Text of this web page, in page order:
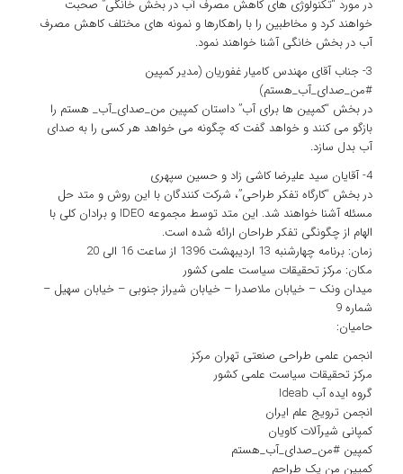
در مورد “تکنولوژی های کاهش مصرف آب در بخش خانگی” صحبت
خواهند کرد و مخاطبین را با راهکارها و نمونه های مختلف کاهش مصرف
آب در بخش خانگی آشنا خواهند نمود.
3- جناب آقای مهندس کامیار غفوریان (مدیر کمپین
#من_صدای_آب_هستم)
در بخش “کمپین ها برای آب” داستان کمپین من_صدای_آب_ هستم را
بازگو می کنند و خواهد گفت که چگونه می خواهد هر کسی را به صدای
آب بدل سازد.
4- آقایان سید علیرضا کاشی زاد و حسین سپهری
در بخش “کارگاه تفکر طراحی”، شرکت کنندگان با این روش و متد حل
مسئله آشنا خواهند شد. این متد توسط مجموعه IDEO و برادان کلی با
الهام از چگونگی تفکر طراحان ارائه شده است.
زمان: برنامه چهارشنبه 13 اردیبهشت 1396 از ساعت 16 الی 20
مکان: مرکز تحقیقات سیاست علمی کشور
میدان ونک – خیابان ملاصدرا – خیابان شیراز جنوبی – خیابان سهیل –
شماره 9
حامیان:
انجمن علمی طراحی صنعتی تهران مرکز
مرکز تحقیقات سیاست علمی کشور
گروه ایده آب Ideab
انجمن ترویج علم ایران
کمپانی شیرآلات کاویان
کمپین #من_صدای_آب_هستم
کمپین من یک طراحم